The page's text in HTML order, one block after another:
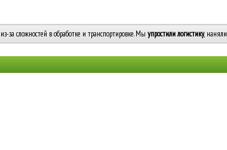
за сложностей в обработке и транспортировке. Мы упростили логистику, наняли